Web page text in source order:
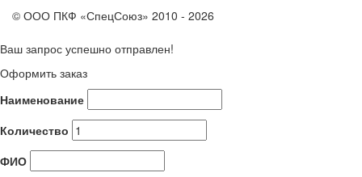
© ООО ПКФ «СпецСоюз» 2010 - 2026
Ваш запрос успешно отправлен!
Оформить заказ
Наименование
Количество
ФИО